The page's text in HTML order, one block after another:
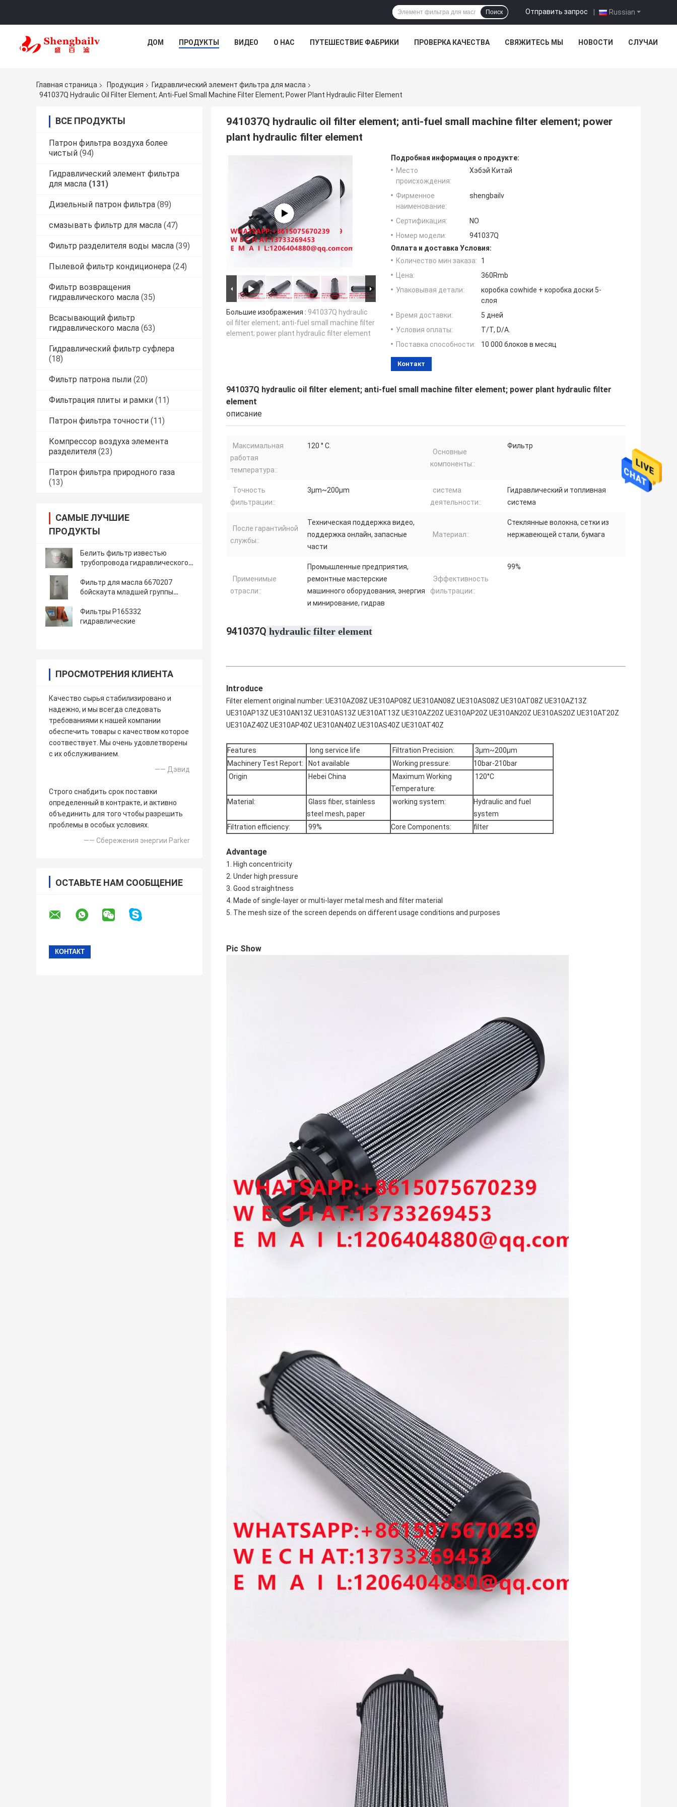
Russian
Отправить запрос |
Поиск
ДОМ ПРОДУКТЫ ВИДЕО О НАС ПУТЕШЕСТВИЕ ФАБРИКИ ПРОВЕРКА КАЧЕСТВА СВЯЖИТЕСЬ МЫ НОВОСТИ СЛУЧАИ
Главная страница Продукция
Гидравлический элемент фильтра для масла
941037Q Hydraulic Oil Filter Element; Anti-Fuel Small Machine Filter Element; Power Plant Hydraulic Filter Element
ВСЕ ПРОДУКТЫ
Патрон фильтра воздуха более
чистый (94)
Гидравлический элемент фильтра
для масла (131)
Дизельный патрон фильтра (89)
смазывать фильтр для масла (47)
Фильтр разделителя воды масла (39)
Пылевой фильтр кондиционера (24)
Фильтр возвращения
гидравлического масла (35)
Всасывающий фильтр
гидравлического масла (63)
Гидравлический фильтр суфлера
(18)
Фильтр патрона пыли (20)
Фильтрация плиты и рамки (11)
Патрон фильтра точности (11)
Компрессор воздуха элемента
разделителя (23)
Патрон фильтра природного газа
(13)
САМЫЕ ЛУЧШИЕ
ПРОДУКТЫ
Белить фильтр известью
трубопровода гидравлического
Фильтр для масла 6670207
бойскаута младшей группы
гидравлический
Фильтры P165332
гидравлические
ПРОСМОТРЕНИЯ КЛИЕНТА
Качество сырья стабилизировано и
надежно, и мы всегда следовать
требованиями к нашей компании
обеспечить товары с качеством которое
соотвествует. Мы очень удовлетворены
с их обслуживанием.
—— Дэвид
Строго снабдить срок поставки
определенный в контракте, и активно
объединить для того чтобы разрешить
проблемы в особых условиях.
—— Сбережения энергии Parker
ОСТАВЬТЕ НАМ СООБЩЕНИЕ
941037Q hydraulic oil filter element; anti-fuel small machine filter element; power
plant hydraulic filter element
Большие изображения : 941037Q hydraulic
oil filter element; anti-fuel small machine filter
element; power plant hydraulic filter element
Подробная информация о продукте:
Место
происхождения:
Хэбэй Китай
Фирменное
наименование:
shengbailv
Сертификация:
NO
Номер модели:
941037Q
Оплата и доставка Условия:
Количество мин заказа:
1
Цена:
360Rmb
Упаковывая детали:
коробка cowhide + коробка доски 5-
слоя
Время доставки:
5 дней
Условия оплаты:
T/T, D/A.
Поставка способности:
10 000 блоков в месяц
Контакт
941037Q hydraulic oil filter element; anti-fuel small machine filter element; power plant hydraulic filter
element
описание
Максимальная
работая
температура::
120 ° C.
Основные
компоненты::
Фильтр
Точность
фильтрации::
3μm~200μm
система
деятельности::
Гидравлический и топливная
система
После гарантийной
службы::
Техническая поддержка видео,
поддержка онлайн, запасные
части
Материал::
Стеклянные волокна, сетки из
нержавеющей стали, бумага
Применимые
отрасли::
Промышленные предприятия,
ремонтные мастерские
машинного оборудования, энергия
и минирование, гидрав
Эффективность
фильтрации::
99%
941037Q hydraulic filter element
Introduce
Filter element original number: UE310AZ08Z UE310AP08Z UE310AN08Z UE310AS08Z UE310AT08Z UE310AZ13Z
UE310AP13Z UE310AN13Z UE310AS13Z UE310AT13Z UE310AZ20Z UE310AP20Z UE310AN20Z UE310AS20Z UE310AT20Z
UE310AZ40Z UE310AP40Z UE310AN40Z UE310AS40Z UE310AT40Z
Features long service life Filtration Precision:
3μm~200μm
Machinery Test Report:
Not available Working pressure:
10bar-210bar
Origin
Hebei China
Maximum Working
Temperature:
120°C
Material:
Glass fiber, stainless
steel mesh, paper
working system:
Hydraulic and fuel
system
Filtration efficiency:
99% Core Components: filter
Advantage
1. High concentricity
2. Under high pressure
3. Good straightness
4. Made of single-layer or multi-layer metal mesh and filter material
5. The mesh size of the screen depends on different usage conditions and purposes
Pic Show